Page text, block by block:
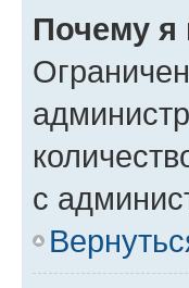
Почему я
с